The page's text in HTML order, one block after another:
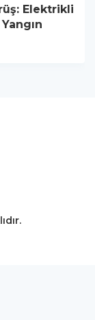
Elektrikli